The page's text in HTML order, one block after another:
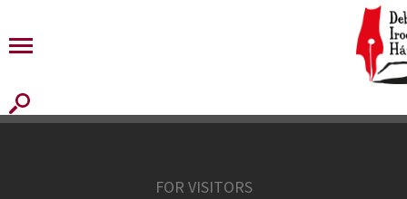
FOR VISITORS